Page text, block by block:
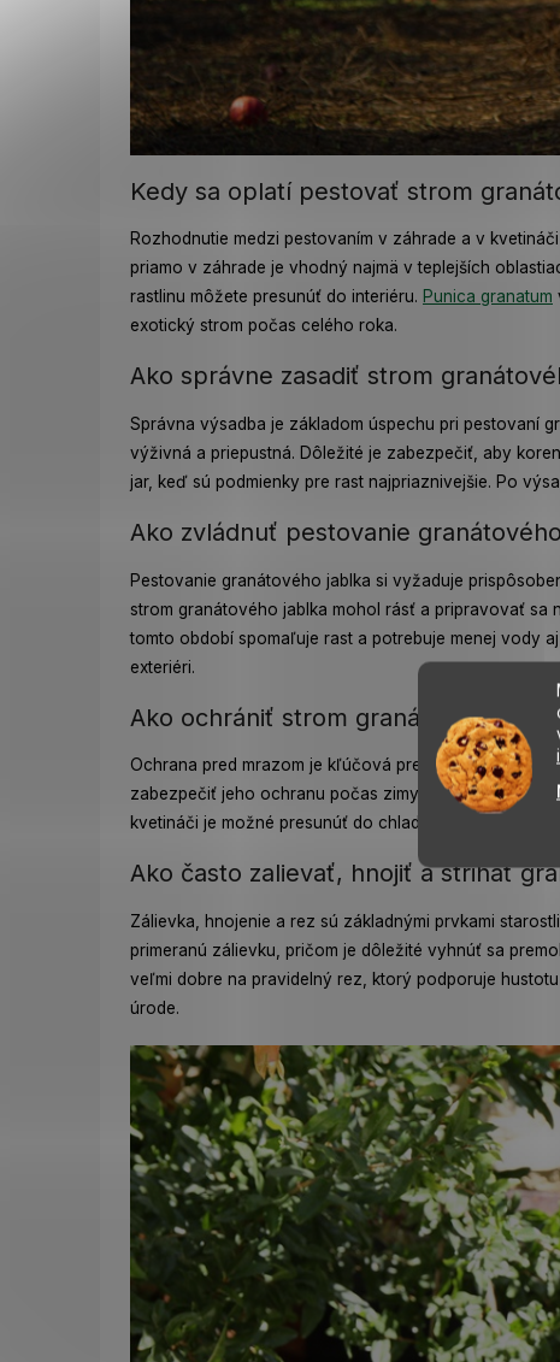
Kedy sa oplatí pestovať strom
Rozhodnutie medzi pestovaním v záhrade a v
priamo v záhrade je vhodný najmä v teplejších
rastlinu môžete presunúť do interiéru. Punica granatum
exotický strom počas celého roka.
Ako správne zasadiť strom
Správna výsadba je základom úspechu pri pestovaní
výživná a priepustná. Dôležité je zabezpečiť, aby
jar, keď sú podmienky pre rast najpriaznivejšie. Po
Ako zvládnuť pestovanie
Pestovanie granátového jablka si vyžaduje
strom granátového jablka mohol rásť a pripravovať sa
tomto období spomaľuje rast a potrebuje menej vody
exteriéri.
Ako ochrániť strom granátového
Ochrana pred mrazom je kľúčová pre úspešné
zabezpečiť jeho ochranu počas zimy. Pri pestovaní v
kvetináči je možné presunúť do chladnej, ale
Ako často zalievať, hnojiť a strihať
Zálievka, hnojenie a rez sú základnými prvkami
primeranú zálievku, pričom je dôležité vyhnúť sa
veľmi dobre na pravidelný rez, ktorý podporuje
úrode.